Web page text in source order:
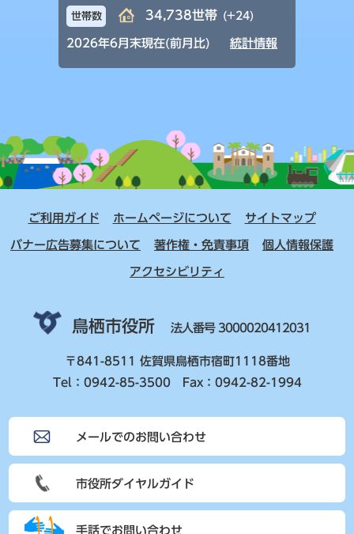
世帯数 34,738世帯 (+24)
2026年6月末現在(前月比) 統計情報
ご利用ガイド ホームページについて サイトマップ
バナー広告募集について 著作権・免責事項 個人情報保護
アクセシビリティ
鳥栖市役所 法人番号 3000020412031
〒841-8511 佐賀県鳥栖市宿町1118番地
Tel：0942-85-3500 Fax：0942-82-1994
メールでのお問い合わせ
市役所ダイヤルガイド
手話でお問い合わせ